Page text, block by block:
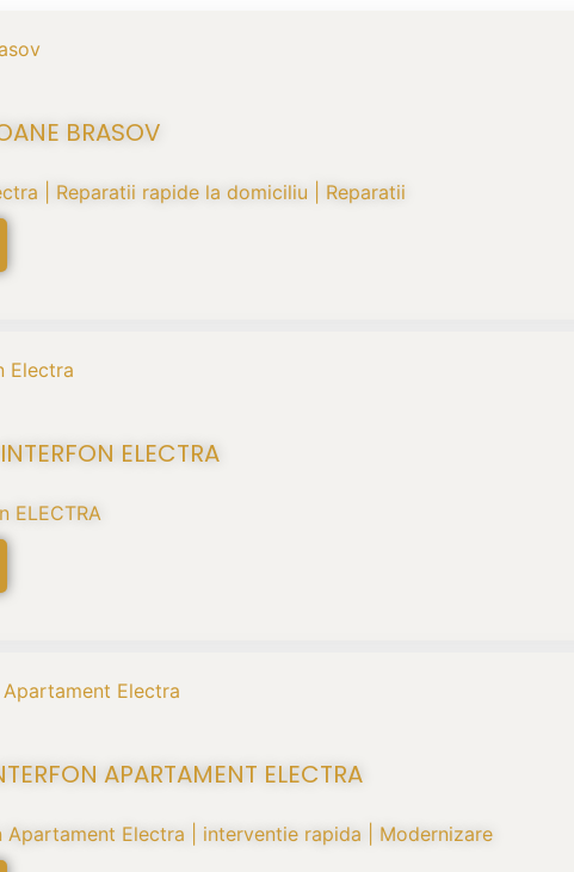
BRASOV
| Reparatii rapide la domiciliu | Reparatii
ELECTRA
ELECTRA
APARTAMENT ELECTRA
Apartament Electra | interventie rapida | Modernizare